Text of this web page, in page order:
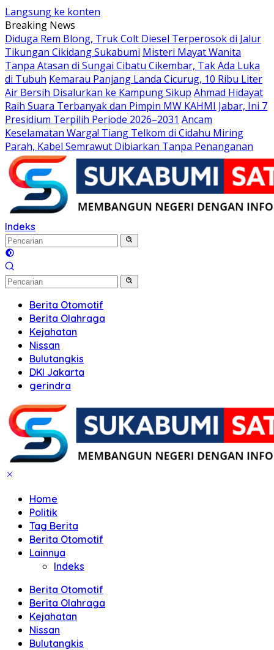
Langsung ke konten
Breaking News
Diduga Rem Blong, Truk Colt Diesel Terperosok di Jalur
Tikungan Cikidang Sukabumi Misteri Mayat Wanita
Tanpa Atasan di Sungai Cibatu Cikembar, Tak Ada Luka
di Tubuh Kemarau Panjang Landa Cicurug, 10 Ribu Liter
Air Bersih Disalurkan ke Kampung Sikup Ahmad Hidayat
Raih Suara Terbanyak dan Pimpin MW KAHMI Jabar, Ini 7
Presidium Terpilih Periode 2026–2031 Ancam
Keselamatan Warga! Tiang Telkom di Cidahu Miring
Parah, Kabel Semrawut Dibiarkan Tanpa Penanganan
Indeks
Berita Otomotif
Berita Olahraga
Kejahatan
Nissan
Bulutangkis
DKI Jakarta
gerindra
Home
Politik
Tag Berita
Berita Otomotif
Lainnya
Indeks
Berita Otomotif
Berita Olahraga
Kejahatan
Nissan
Bulutangkis